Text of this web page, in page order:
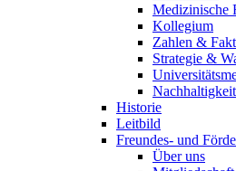
Medizinische
Kollegium
Zahlen &
Strategie &
Nachhaltigkeit
Historie
Leitbild
Freundes- und
Über uns